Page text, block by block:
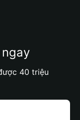
40 triệu